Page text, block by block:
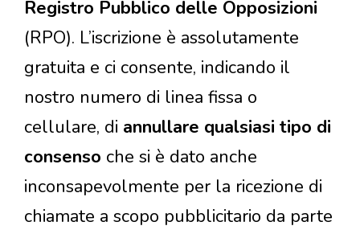
Registro Pubblico delle Opposizioni
(RPO). L’iscrizione è assolutamente
gratuita e ci consente, indicando il
nostro numero di linea fissa o
cellulare, di annullare qualsiasi tipo di
consenso che si è dato anche
inconsapevolmente per la ricezione di
chiamate a scopo pubblicitario da parte